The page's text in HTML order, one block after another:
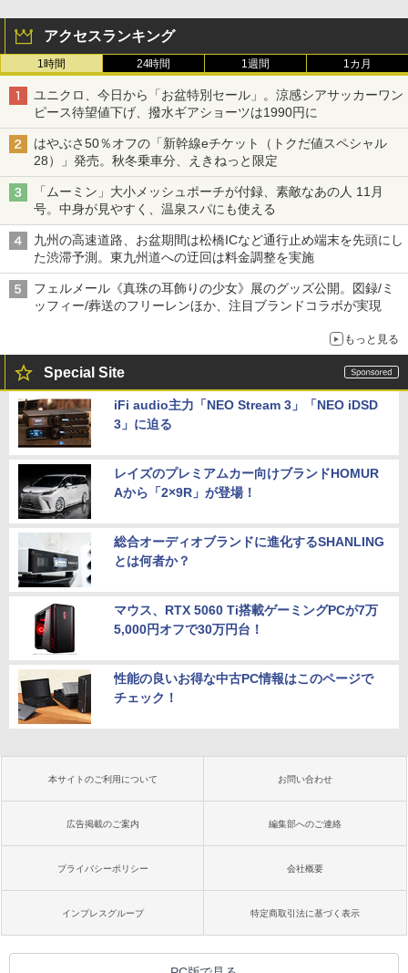
アクセスランキング
1時間 24時間 1週間 1カ月
ユニクロ、今日から「お盆特別セール」。涼感シアサッカーワン
ピース待望値下げ、撥水ギアショーツは1990円に
はやぶさ50％オフの「新幹線eチケット（トクだ値スペシャル
28）」発売。秋冬乗車分、えきねっと限定
「ムーミン」大小メッシュポーチが付録、素敵なあの人 11月
号。中身が見やすく、温泉スパにも使える
九州の高速道路、お盆期間は松橋ICなど通行止め端末を先頭にし
た渋滞予測。東九州道への迂回は料金調整を実施
フェルメール《真珠の耳飾りの少女》展のグッズ公開。図録/ミ
ッフィー/葬送のフリーレンほか、注目ブランドコラボが実現
もっと見る
Special Site
iFi audio主力「NEO Stream 3」「NEO iDSD
3」に迫る
レイズのプレミアムカー向けブランドHOMUR
Aから「2×9R」が登場！
総合オーディオブランドに進化するSHANLING
とは何者か？
マウス、RTX 5060 Ti搭載ゲーミングPCが7万
5,000円オフで30万円台！
性能の良いお得な中古PC情報はこのページで
チェック！
本サイトのご利用について お問い合わせ
広告掲載のご案内 編集部へのご連絡
プライバシーポリシー 会社概要
インプレスグループ 特定商取引法に基づく表示